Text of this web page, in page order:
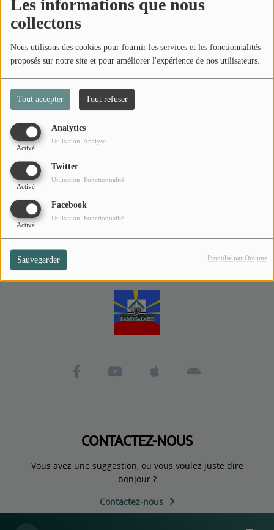
Les informations que nous
collectons
Nous utilisons des cookies pour fournir les services et les fonctionnalités
proposés sur notre site et pour améliorer l'expérience de nos utilisateurs.
Tout accepter Tout refuser
Analytics
Activé
Utilisation: Analyse
Twitter
Activé
Utilisation: Fonctionnalité
Facebook
Activé
Utilisation: Fonctionnalité
Sauvegarder Propulsé par Orejime
Léa Churros X Magical Nrick - Succomber
Kent1 & Dj M'sy - Dalon (Feat. Tatase)
CONTACTEZ-NOUS
Vous avez une suggestion, ou vous voulez juste dire
bonjour ?
Contactez-nous